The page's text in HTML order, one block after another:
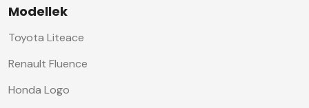
Modellek
Toyota Liteace
Renault Fluence
Honda Logo